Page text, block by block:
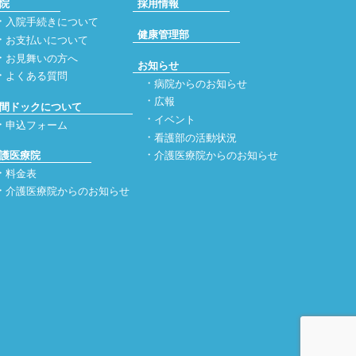
入院手続きについて
お支払いについて
お見舞いの方へ
よくある質問
ドックについて
申込フォーム
医療院
料金表
介護医療院からのお知らせ
採用情報
健康管理部
お知らせ
病院からのお知らせ
広報
イベント
看護部の活動状況
介護医療院からのお知らせ